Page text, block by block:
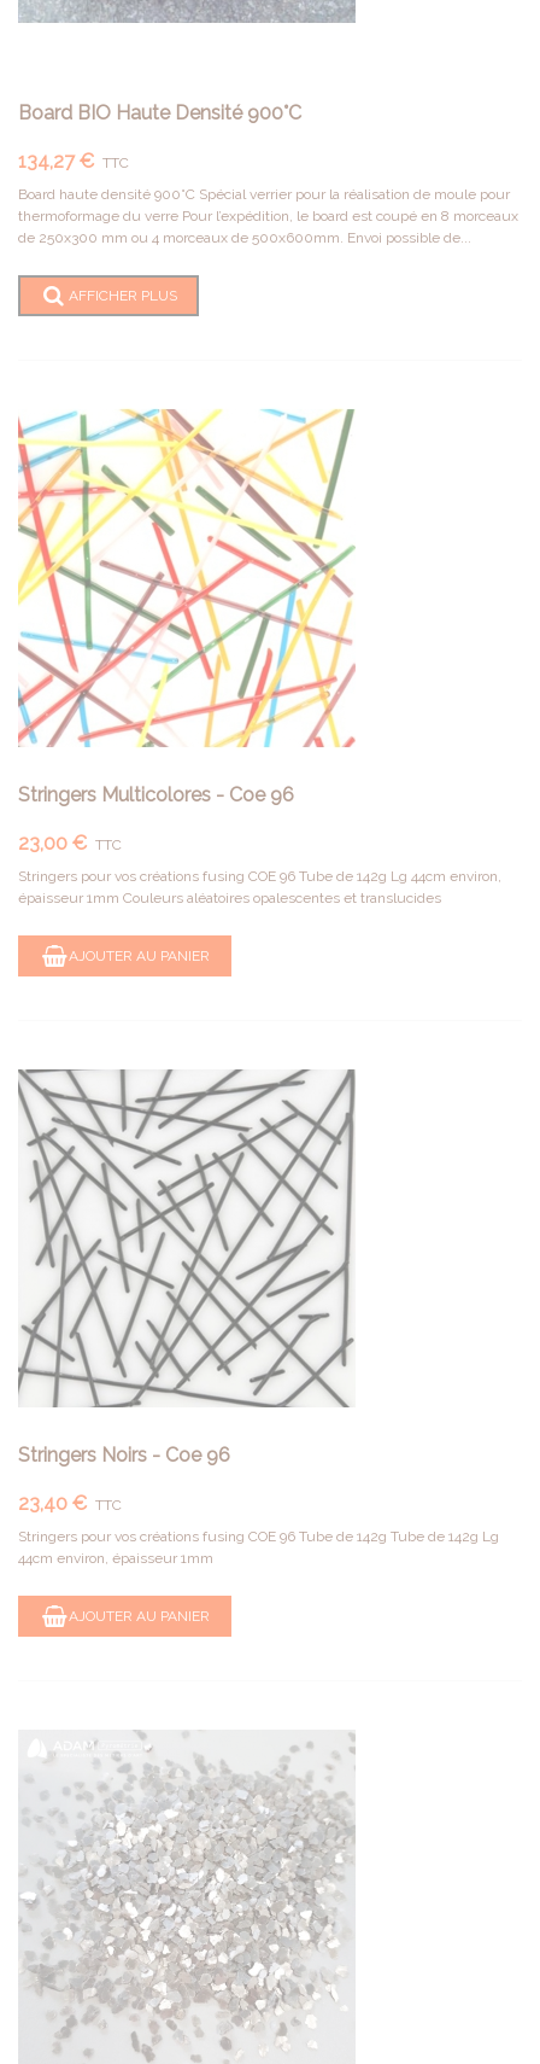
Board BIO Haute Densité 900°C
134,27 € TTC
Board haute densité 900°C Spécial verrier pour la réalisation de moule pour
thermoformage du verre Pour l’expédition, le board est coupé en 8 morceaux
de 250x300 mm ou 4 morceaux de 500x600mm. Envoi possible de...
AFFICHER PLUS
Stringers Multicolores - Coe 96
23,00 € TTC
Stringers pour vos créations fusing COE 96 Tube de 142g Lg 44cm environ,
épaisseur 1mm Couleurs aléatoires opalescentes et translucides
AJOUTER AU PANIER
Stringers Noirs - Coe 96
23,40 € TTC
Stringers pour vos créations fusing COE 96 Tube de 142g Tube de 142g Lg
44cm environ, épaisseur 1mm
AJOUTER AU PANIER